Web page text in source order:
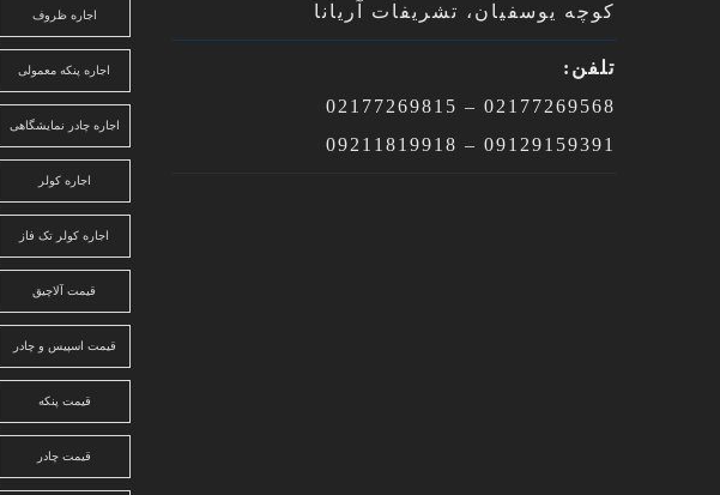
کوچه یوسفیان، تشریفات آریانا
تلفن:
02177269568 – 02177269815
09129159391 – 09211819918
اجاره ظروف
اجاره پنکه معمولی
اجاره چادر نمایشگاهی
اجاره کولر
اجاره کولر تک فاز
قیمت آلاچیق
قیمت اسپیس و چادر
قیمت پنکه
قیمت چادر